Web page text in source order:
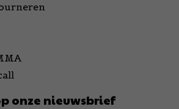
onze nieuwsbrief